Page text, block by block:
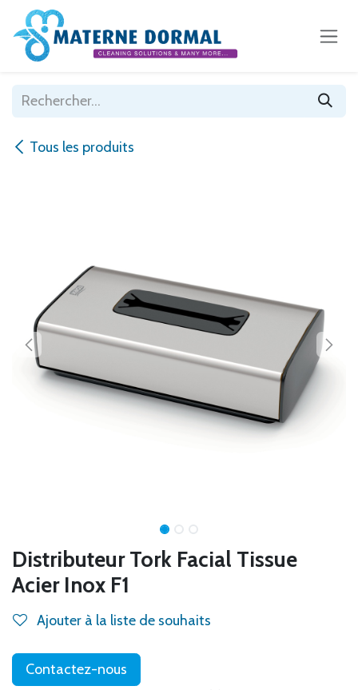
Se rendre au contenu
Tous les produits
Distributeur Tork Facial Tissue
Acier Inox F1
Ajouter à la liste de souhaits
Contactez-nous